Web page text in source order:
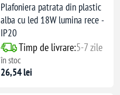
Plafoniera patrata din plastic
alba cu led 18W lumina rece -
IP20
Timp de livrare:5-7 zile
în stoc
26,54 lei